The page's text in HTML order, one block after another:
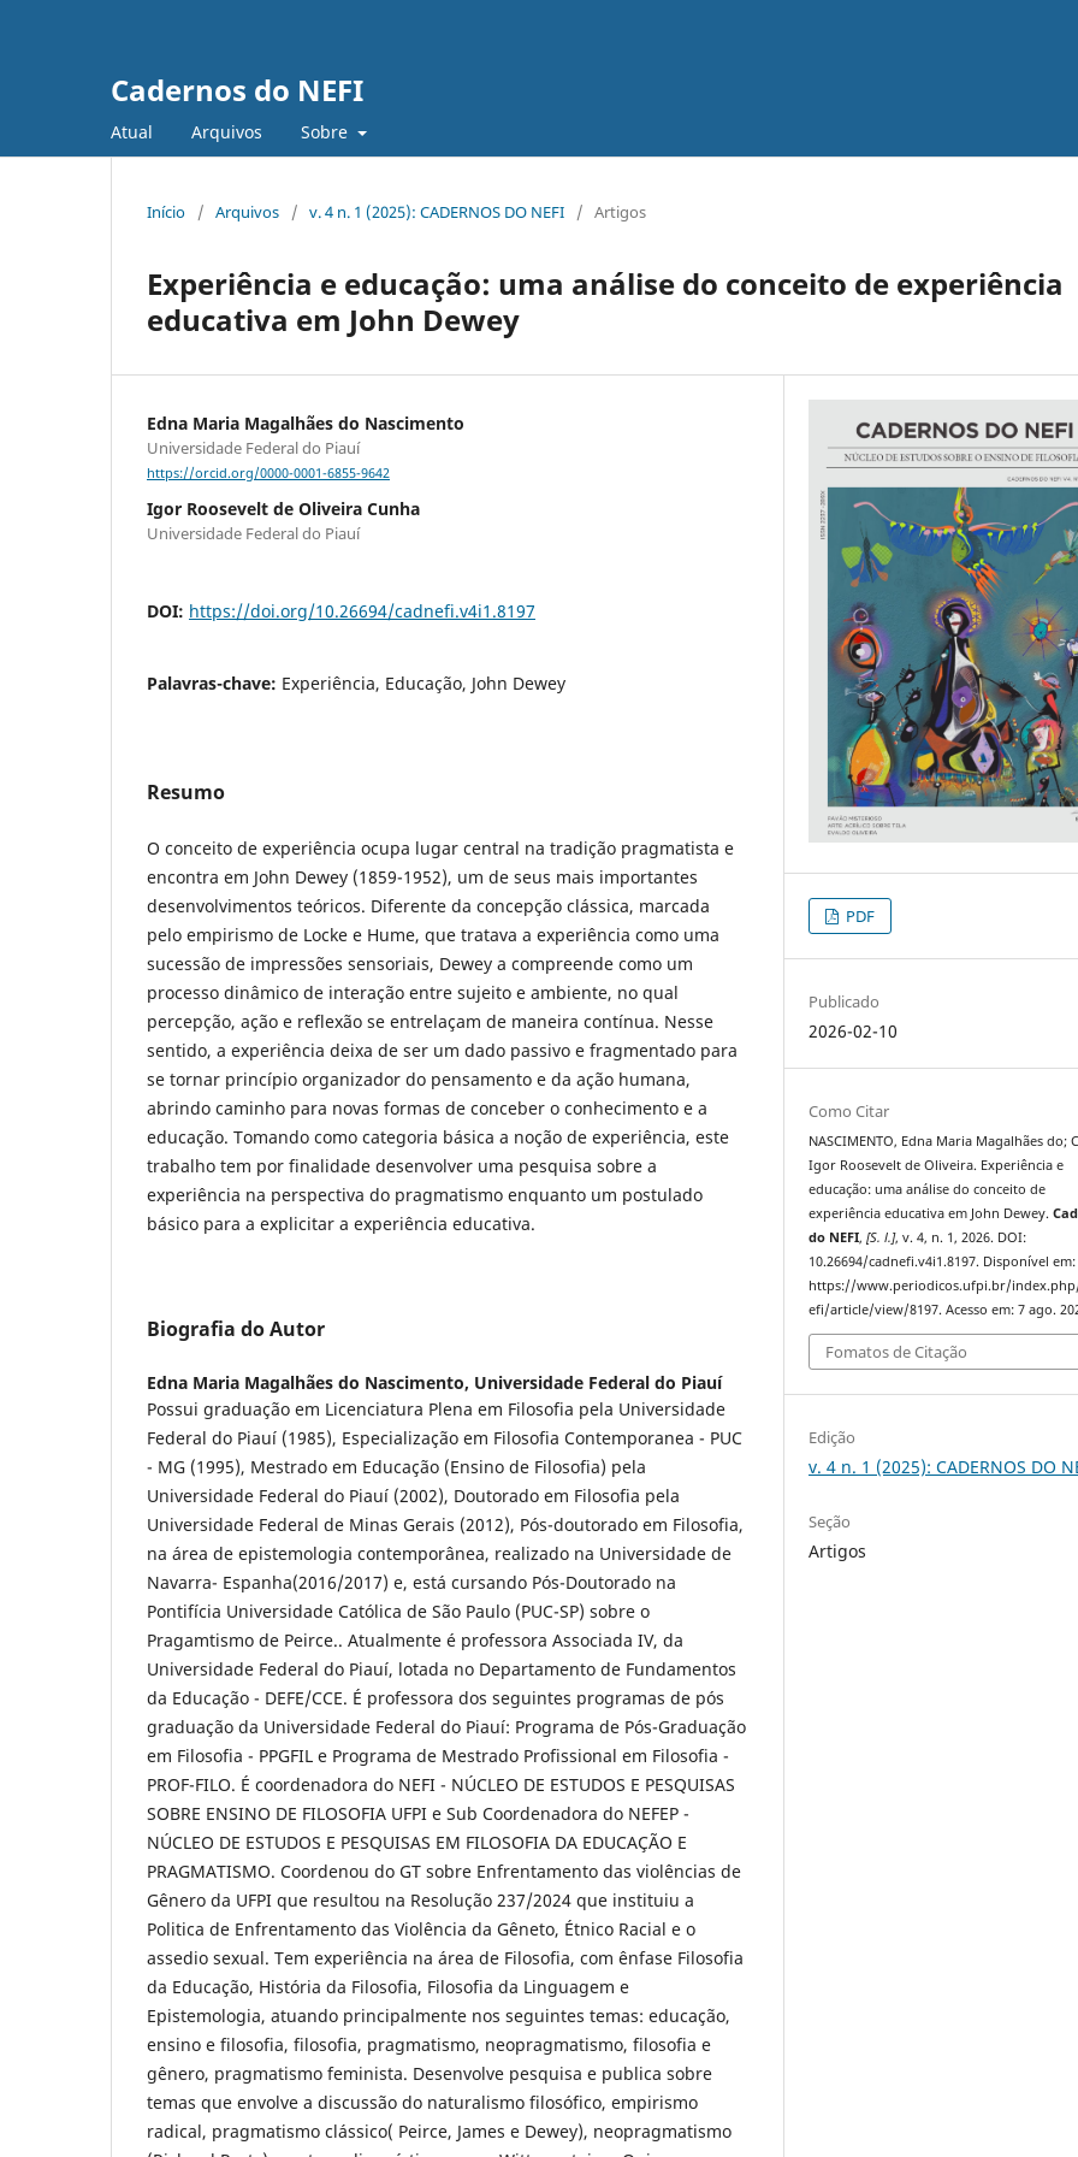
Cadernos do NEFI
Atual Arquivos Sobre
Início / Arquivos / v. 4 n. 1 (2025): CADERNOS DO NEFI / Artigos
Experiência e educação: uma análise do conceito de experiência
educativa em John Dewey
Edna Maria Magalhães do Nascimento
Universidade Federal do Piauí
https://orcid.org/0000-0001-6855-9642
Igor Roosevelt de Oliveira Cunha
Universidade Federal do Piauí
DOI: https://doi.org/10.26694/cadnefi.v4i1.8197
Palavras-chave: Experiência, Educação, John Dewey
Resumo
O conceito de experiência ocupa lugar central na tradição pragmatista e
encontra em John Dewey (1859-1952), um de seus mais importantes
desenvolvimentos teóricos. Diferente da concepção clássica, marcada
pelo empirismo de Locke e Hume, que tratava a experiência como uma
sucessão de impressões sensoriais, Dewey a compreende como um
processo dinâmico de interação entre sujeito e ambiente, no qual
percepção, ação e reflexão se entrelaçam de maneira contínua. Nesse
sentido, a experiência deixa de ser um dado passivo e fragmentado para
se tornar princípio organizador do pensamento e da ação humana,
abrindo caminho para novas formas de conceber o conhecimento e a
educação. Tomando como categoria básica a noção de experiência, este
trabalho tem por finalidade desenvolver uma pesquisa sobre a
experiência na perspectiva do pragmatismo enquanto um postulado
básico para a explicitar a experiência educativa.
Biografia do Autor
Edna Maria Magalhães do Nascimento, Universidade Federal do Piauí
Possui graduação em Licenciatura Plena em Filosofia pela Universidade
Federal do Piauí (1985), Especialização em Filosofia Contemporanea - PUC
- MG (1995), Mestrado em Educação (Ensino de Filosofia) pela
Universidade Federal do Piauí (2002), Doutorado em Filosofia pela
Universidade Federal de Minas Gerais (2012), Pós-doutorado em Filosofia,
na área de epistemologia contemporânea, realizado na Universidade de
Navarra- Espanha(2016/2017) e, está cursando Pós-Doutorado na
Pontifícia Universidade Católica de São Paulo (PUC-SP) sobre o
Pragamtismo de Peirce.. Atualmente é professora Associada IV, da
Universidade Federal do Piauí, lotada no Departamento de Fundamentos
da Educação - DEFE/CCE. É professora dos seguintes programas de pós
graduação da Universidade Federal do Piauí: Programa de Pós-Graduação
em Filosofia - PPGFIL e Programa de Mestrado Profissional em Filosofia -
PROF-FILO. É coordenadora do NEFI - NÚCLEO DE ESTUDOS E PESQUISAS
SOBRE ENSINO DE FILOSOFIA UFPI e Sub Coordenadora do NEFEP -
NÚCLEO DE ESTUDOS E PESQUISAS EM FILOSOFIA DA EDUCAÇÃO E
PRAGMATISMO. Coordenou do GT sobre Enfrentamento das violências de
Gênero da UFPI que resultou na Resolução 237/2024 que instituiu a
Politica de Enfrentamento das Violência da Gêneto, Étnico Racial e o
assedio sexual. Tem experiência na área de Filosofia, com ênfase Filosofia
da Educação, História da Filosofia, Filosofia da Linguagem e
Epistemologia, atuando principalmente nos seguintes temas: educação,
ensino e filosofia, filosofia, pragmatismo, neopragmatismo, filosofia e
gênero, pragmatismo feminista. Desenvolve pesquisa e publica sobre
temas que envolve a discussão do naturalismo filosófico, empirismo
radical, pragmatismo clássico( Peirce, James e Dewey), neopragmatismo
PDF
Publicado
2026-02-10
Como Citar
NASCIMENTO, Edna Maria Magalhães do;
Igor Roosevelt de Oliveira. Experiência e
educação: uma análise do conceito de
experiência educativa em John Dewey.
do NEFI,[S. l.], v. 4, n. 1, 2026. DOI:
10.26694/cadnefi.v4i1.8197. Disponível em:
https://www.periodicos.ufpi.br/
efi/article/view/8197. Acesso em: 7 ago.
Fomatos de Citação
Edição
v. 4 n. 1 (2025): CADERNOS DO
Seção
Artigos